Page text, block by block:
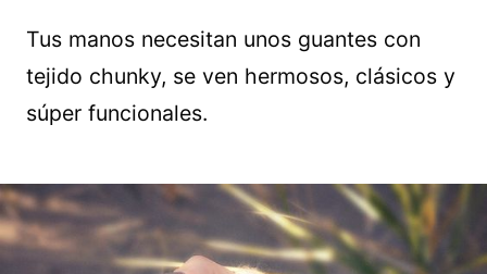
Tus manos necesitan unos guantes con
tejido chunky, se ven hermosos, clásicos y
súper funcionales.